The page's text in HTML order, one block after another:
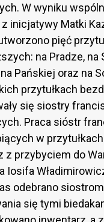
W wyniku
z inicjatywy Matki
pięć
na Pradze, na
Pańskiej oraz na
przytułkach
się siostry
Praca sióstr
w
z przybyciem do
Iosifa
odebrano
się tymi